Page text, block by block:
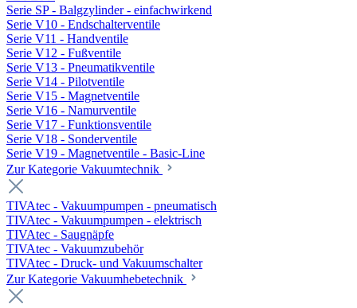
Serie SP - Balgzylinder - einfachwirkend
Serie V10 - Endschalterventile
Serie V11 - Handventile
Serie V12 - Fußventile
Serie V13 - Pneumatikventile
Serie V14 - Pilotventile
Serie V15 - Magnetventile
Serie V16 - Namurventile
Serie V17 - Funktionsventile
Serie V18 - Sonderventile
Serie V19 - Magnetventile - Basic-Line
Zur Kategorie Vakuumtechnik
TIVAtec - Vakuumpumpen - pneumatisch
TIVAtec - Vakuumpumpen - elektrisch
TIVAtec - Saugnäpfe
TIVAtec - Vakuumzubehör
TIVAtec - Druck- und Vakuumschalter
Zur Kategorie Vakuumhebetechnik